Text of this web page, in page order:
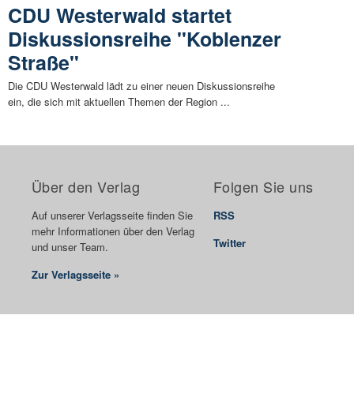
CDU Westerwald startet
Diskussionsreihe "Koblenzer
Straße"
Die CDU Westerwald lädt zu einer neuen Diskussionsreihe
ein, die sich mit aktuellen Themen der Region ...
Über den Verlag
Auf unserer Verlagsseite finden Sie
mehr Informationen über den Verlag
und unser Team.
Zur Verlagsseite »
Folgen Sie uns
RSS
Twitter